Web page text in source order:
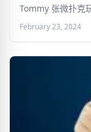
Tommy 张微扑克
February 23, 2024